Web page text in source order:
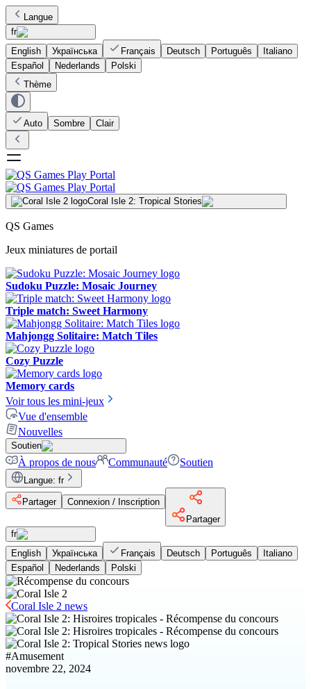
Langue
fr
English
Українська Français Deutsch Português
Italiano
Español
Nederlands
Polski
Thème
Auto Sombre Clair
Coral Isle 2: Tropical Stories
QS Games
Jeux miniatures de portail
Sudoku Puzzle: Mosaic Journey
Triple match: Sweet Harmony
Mahjongg Solitaire: Match Tiles
Cozy Puzzle
Memory cards
Voir tous les mini-jeux
Vue d'ensemble
Nouvelles
Soutien
À propos de nous Communauté Soutien
Langue: fr
Partager
Connexion / Inscription
Partager
fr
English
Українська Français Deutsch Português
Italiano
Español
Nederlands Polski
Coral Isle 2 news
#Amusement
novembre 22, 2024